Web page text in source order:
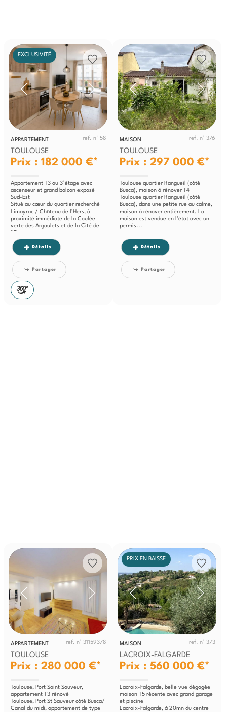
EXCLUSIVITÉ
APPARTEMENT ref. n° 58
TOULOUSE
Prix : 182 000 €*
Appartement T3 au 3°étage avec
ascenseur et grand balcon exposé
Sud-Est
Situé au cœur du quartier recherché
Limayrac / Château de l’Hers, à
proximité immédiate de la Coulée
verte des Argoulets et de la Cité de
Détails
Partager
MAISON ref. n° 376
TOULOUSE
Prix : 297 000 €*
Toulouse quartier Rangueil (côté
Busca), maison à rénover T4
Toulouse quartier Rangueil (côté
Busca), dans une petite rue au calme,
maison à rénover entièrement. La
maison est vendue en l'état avec un
permis...
Détails
Partager
APPARTEMENT ref. n° 31159378
TOULOUSE
Prix : 280 000 €*
Toulouse, Port Saint Sauveur,
appartement T3 rénové
Toulouse, Port St Sauveur côté Busca/
Canal du midi, appartement de type
PRIX EN BAISSE
MAISON ref. n° 373
LACROIX-FALGARDE
Prix : 560 000 €*
Lacroix-Falgarde, belle vue dégagée
maison T5 récente avec grand garage
et piscine
Lacroix-Falgarde, à 20mn du centre